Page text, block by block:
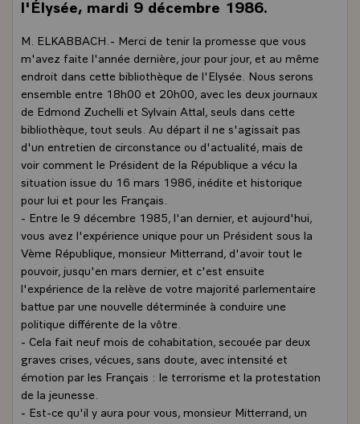
l'Élysée, mardi 9 décembre 1986.
M. ELKABBACH.- Merci de tenir la promesse que vous
m'avez faite l'année dernière, jour pour jour, et au même
endroit dans cette bibliothèque de l'Elysée. Nous serons
ensemble entre 18h00 et 20h00, avec les deux journaux
de Edmond Zuchelli et Sylvain Attal, seuls dans cette
bibliothèque, tout seuls. Au départ il ne s'agissait pas
d'un entretien de circonstance ou d'actualité, mais de
voir comment le Président de la République a vécu la
situation issue du 16 mars 1986, inédite et historique
pour lui et pour les Français.
- Entre le 9 décembre 1985, l'an dernier, et aujourd'hui,
vous avez l'expérience unique pour un Président sous la
Vème République, monsieur Mitterrand, d'avoir tout le
pouvoir, jusqu'en mars dernier, et c'est ensuite
l'expérience de la relève de votre majorité parlementaire
battue par une nouvelle déterminée à conduire une
politique différente de la vôtre.
- Cela fait neuf mois de cohabitation, secouée par deux
graves crises, vécues, sans doute, avec intensité et
émotion par les Français : le terrorisme et la protestation
de la jeunesse.
- Est-ce qu'il y aura pour vous, monsieur Mitterrand, un